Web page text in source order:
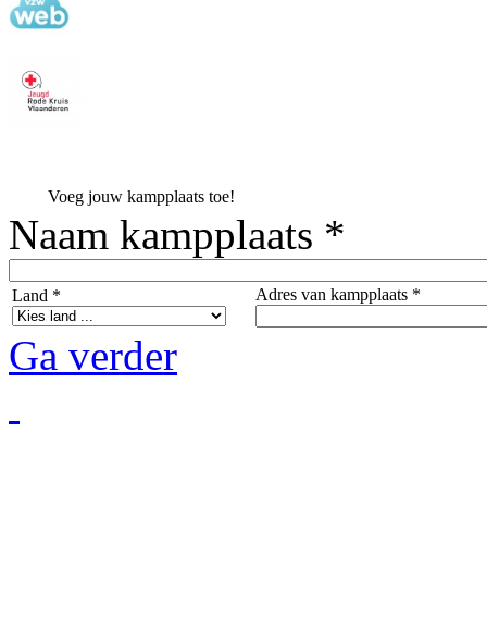
Voeg jouw kampplaats toe!
Naam kampplaats *
Land * Adres van kampplaats *
Ga verder